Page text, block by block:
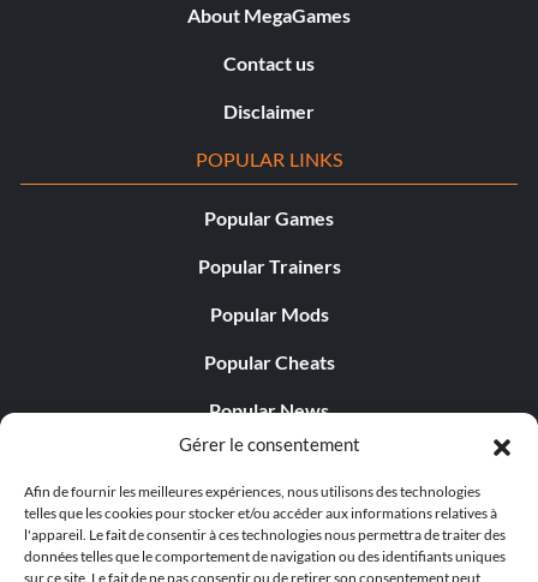
Gérer le consentement
Afin de fournir les meilleures expériences, nous utilisons des technologies
telles que les cookies pour stocker et/ou accéder aux informations relatives à
l'appareil. Le fait de consentir à ces technologies nous permettra de traiter des
données telles que le comportement de navigation ou des identifiants uniques
sur ce site. Le fait de ne pas consentir ou de retirer son consentement peut
About MegaGames
Contact us
Disclaimer
POPULAR LINKS
Popular Games
Popular Trainers
Popular Mods
Popular Cheats
Popular News
Popular Editorials
Popular Free Games
LATEST UPDATES